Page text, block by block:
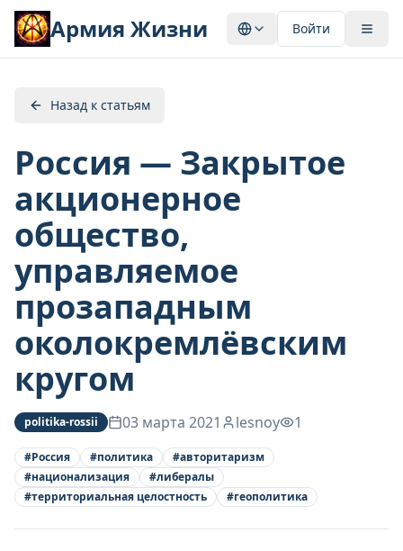
Армия Жизни Войти
Назад к статьям
Россия — Закрытое
акционерное
общество,
управляемое
прозападным
околокремлёвским
кругом
politika-rossii 03 марта 2021 lesnoy 1
#Россия #политика #авторитаризм
#национализация #либералы
#территориальная целостность #геополитика